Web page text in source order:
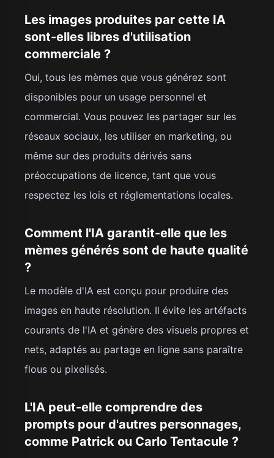
Les images produites par cette IA
sont-elles libres d'utilisation
commerciale ?
Oui, tous les mèmes que vous générez sont
disponibles pour un usage personnel et
commercial. Vous pouvez les partager sur les
réseaux sociaux, les utiliser en marketing, ou
même sur des produits dérivés sans
préoccupations de licence, tant que vous
respectez les lois et réglementations locales.
Comment l'IA garantit-elle que les
mèmes générés sont de haute qualité
?
Le modèle d'IA est conçu pour produire des
images en haute résolution. Il évite les artéfacts
courants de l'IA et génère des visuels propres et
nets, adaptés au partage en ligne sans paraître
flous ou pixelisés.
L'IA peut-elle comprendre des
prompts pour d'autres personnages,
comme Patrick ou Carlo Tentacule ?